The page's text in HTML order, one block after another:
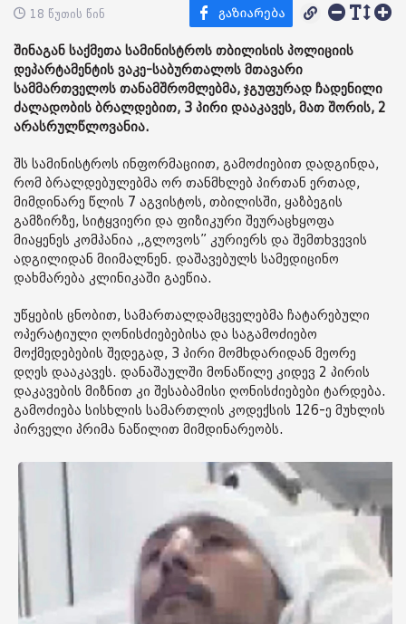
18 წუთის წინ
შინაგან საქმეთა სამინისტროს თბილისის პოლიციის
დეპარტამენტის ვაკე-საბურთალოს მთავარი
სამმართველოს თანამშრომლებმა, ჯგუფურად ჩადენილი
ძალადობის ბრალდებით, 3 პირი დააკავეს, მათ შორის, 2
არასრულწლოვანია.
შს სამინისტროს ინფორმაციით, გამოძიებით დადგინდა,
რომ ბრალდებულებმა ორ თანმხლებ პირთან ერთად,
მიმდინარე წლის 7 აგვისტოს, თბილისში, ყაზბეგის
გამზირზე, სიტყვიერი და ფიზიკური შეურაცხყოფა
მიაყენეს კომპანია ,,გლოვოს” კურიერს და შემთხვევის
ადგილიდან მიიმალნენ. დაშავებულს სამედიცინო
დახმარება კლინიკაში გაეწია.
უწყების ცნობით, სამართალდამცველებმა ჩატარებული
ოპერატიული ღონისძიებებისა და საგამოძიებო
მოქმედებების შედეგად, 3 პირი მომხდარიდან მეორე
დღეს დააკავეს. დანაშაულში მონაწილე კიდევ 2 პირის
დაკავების მიზნით კი შესაბამისი ღონისძიებები ტარდება.
გამოძიება სისხლის სამართლის კოდექსის 126-ე მუხლის
პირველი პრიმა ნაწილით მიმდინარეობს.